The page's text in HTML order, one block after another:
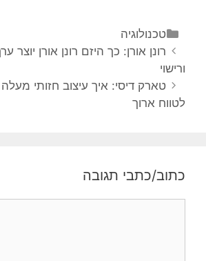
טכנולוגיה
רונן אורן: כך היזם רונן אורן יוצר
ורישוי
טארק דיסי: איך עיצוב חזותי
לטווח ארוך
כתוב/כתבי תגובה